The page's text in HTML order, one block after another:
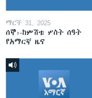
ማርች 31, 2025
ሰኞ፡-ከምሽቱ ሦስት ሰዓት
የአማርኛ ዜና